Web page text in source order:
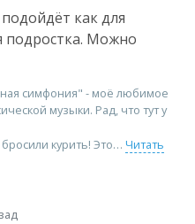
как для
подростка. Можно
симфония" - моё любимое
музыки. Рад, что тут у
курить! Это
Читать